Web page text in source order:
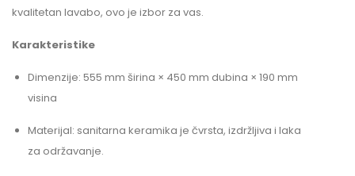
kvalitetan lavabo, ovo je izbor za vas.
Karakteristike
Dimenzije: 555 mm širina × 450 mm dubina × 190 mm
visina
Materijal: sanitarna keramika je čvrsta, izdržljiva i laka
za održavanje.